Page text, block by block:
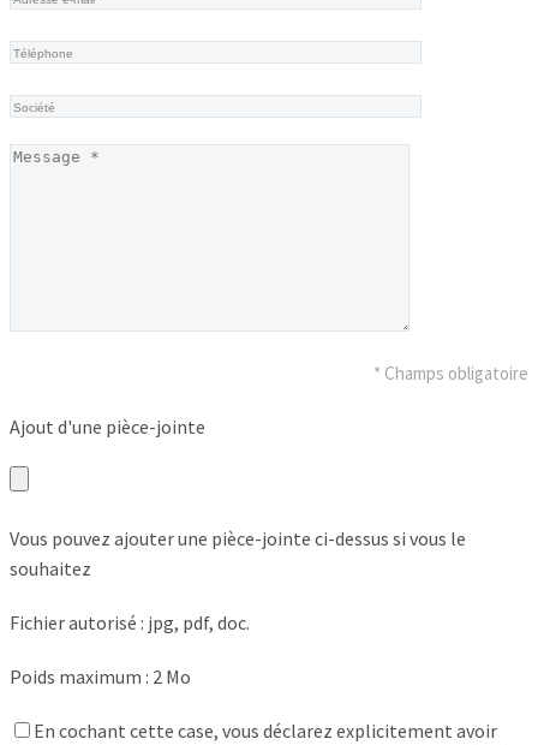
* Champs obligatoire
Ajout d'une pièce-jointe
Vous pouvez ajouter une pièce-jointe ci-dessus si vous le
souhaitez
Fichier autorisé : jpg, pdf, doc.
Poids maximum : 2 Mo
En cochant cette case, vous déclarez explicitement avoir